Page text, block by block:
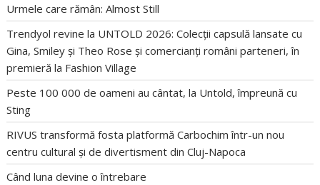
Urmele care rămân: Almost Still
Trendyol revine la UNTOLD 2026: Colecții capsulă lansate cu
Gina, Smiley și Theo Rose și comercianți români parteneri, în
premieră la Fashion Village
Peste 100 000 de oameni au cântat, la Untold, împreună cu
Sting
RIVUS transformă fosta platformă Carbochim într-un nou
centru cultural și de divertisment din Cluj-Napoca
Când luna devine o întrebare